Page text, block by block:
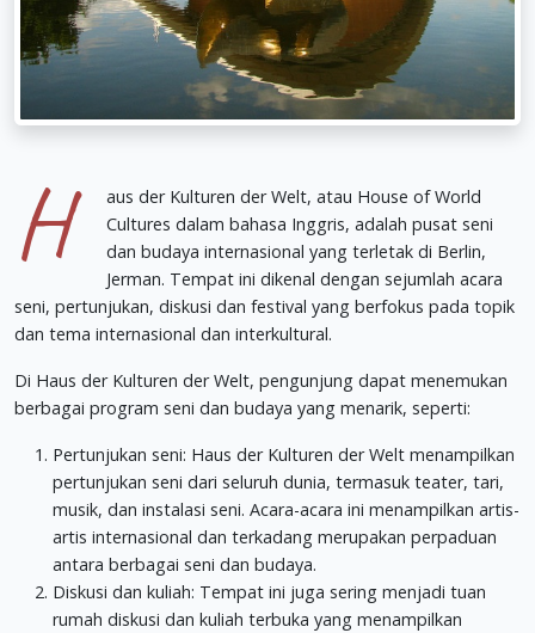
H
aus der Kulturen der Welt, atau House of World
Cultures dalam bahasa Inggris, adalah pusat seni
dan budaya internasional yang terletak di Berlin,
Jerman. Tempat ini dikenal dengan sejumlah acara
seni, pertunjukan, diskusi dan festival yang berfokus pada topik
dan tema internasional dan interkultural.
Di Haus der Kulturen der Welt, pengunjung dapat menemukan
berbagai program seni dan budaya yang menarik, seperti:
Pertunjukan seni: Haus der Kulturen der Welt menampilkan
pertunjukan seni dari seluruh dunia, termasuk teater, tari,
musik, dan instalasi seni. Acara-acara ini menampilkan artis-
artis internasional dan terkadang merupakan perpaduan
antara berbagai seni dan budaya.
Diskusi dan kuliah: Tempat ini juga sering menjadi tuan
rumah diskusi dan kuliah terbuka yang menampilkan